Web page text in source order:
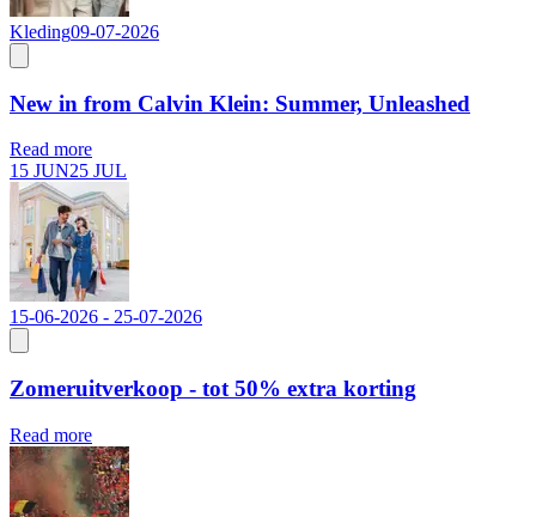
Kleding09-07-2026
New in from Calvin Klein: Summer, Unleashed
Read more
15 JUN25 JUL
15-06-2026 - 25-07-2026
Zomeruitverkoop - tot 50% extra korting
Read more